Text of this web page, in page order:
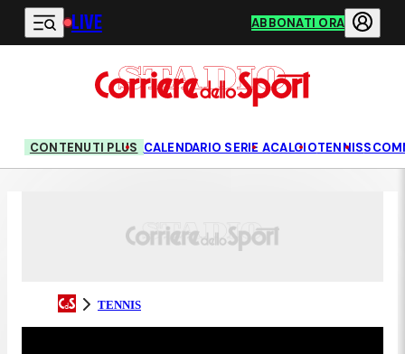
Vai al contenuto principale
LIVE ABBONATI ORA
CONTENUTI PLUS CALENDARIO SERIE ACALCIOTENNIS
TENNIS